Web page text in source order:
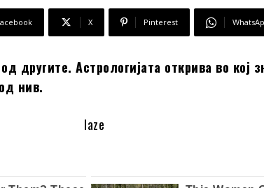
X Pinterest
другите. Астрологијата открива во кој
нив.